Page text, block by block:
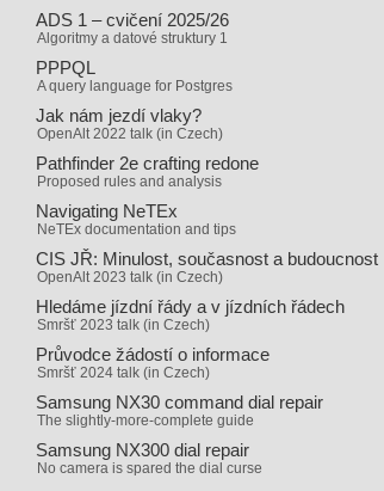
ADS 1 – cvičení 2025/26
Algoritmy a datové struktury 1
PPPQL
A query language for Postgres
Jak nám jezdí vlaky?
OpenAlt 2022 talk (in Czech)
Pathfinder 2e crafting redone
Proposed rules and analysis
Navigating NeTEx
NeTEx documentation and tips
CIS JŘ: Minulost, současnost a budoucnost
OpenAlt 2023 talk (in Czech)
Hledáme jízdní řády a v jízdních řádech
Smršť 2023 talk (in Czech)
Průvodce žádostí o informace
Smršť 2024 talk (in Czech)
Samsung NX30 command dial repair
The slightly-more-complete guide
Samsung NX300 dial repair
No camera is spared the dial curse